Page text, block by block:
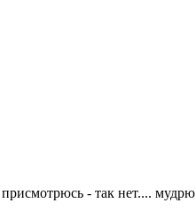
- так нет.... мудрю